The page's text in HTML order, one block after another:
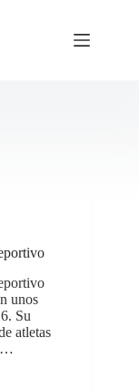
unos
Su
atletas